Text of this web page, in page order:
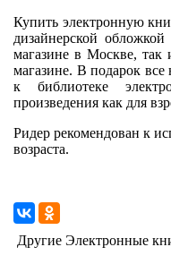
Купить электронную
дизайнерской
магазине в Москве, так
магазине. В подарок
к библиотеке
произведения как для
Ридер рекомендован к
возраста.
Другие Электронные